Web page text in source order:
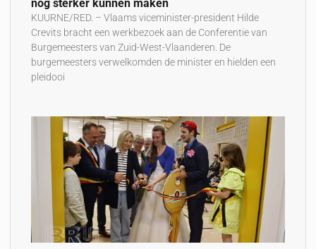
nog sterker kunnen maken
KUURNE/RED. – Vlaams viceminister-president Hilde
Crevits bracht een werkbezoek aan de Conferentie van
Burgemeesters van Zuid-West-Vlaanderen. De
burgemeesters verwelkomden de minister en hielden een
pleidooi